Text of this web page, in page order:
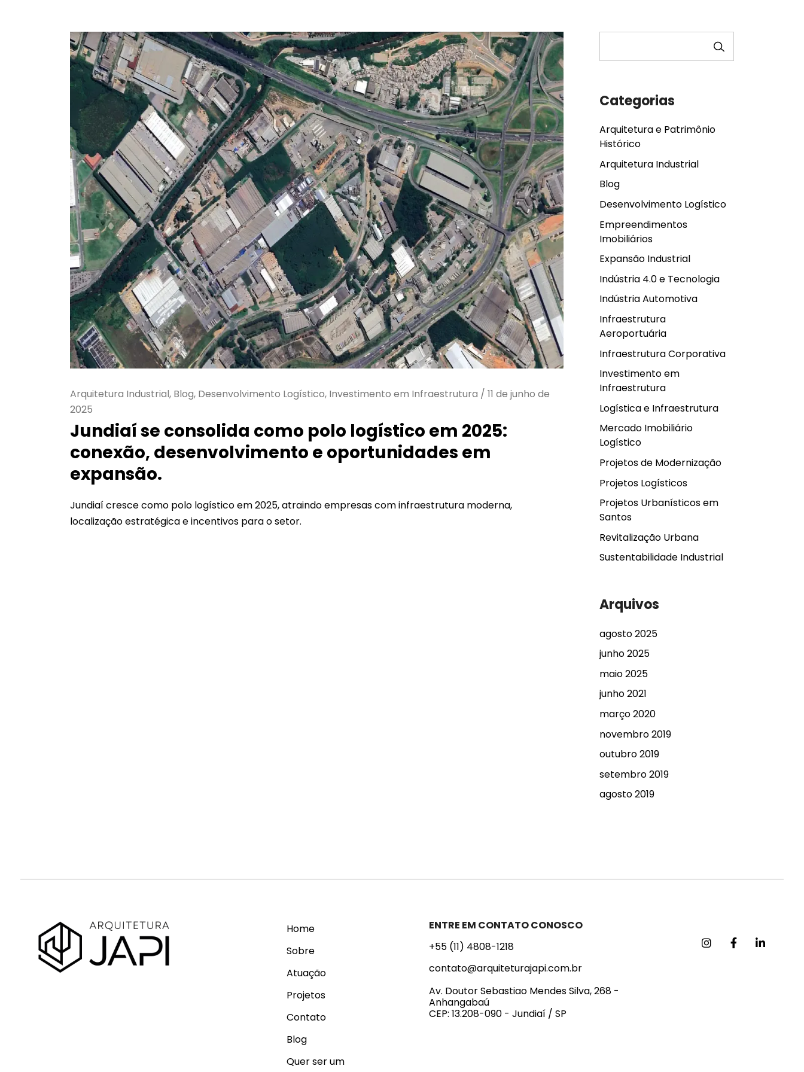
Arquitetura Industrial, Blog, Desenvolvimento Logístico, Investimento em Infraestrutura / 11 de junho de
2025
Jundiaí se consolida como polo logístico em 2025:
conexão, desenvolvimento e oportunidades em
expansão.
Jundiaí cresce como polo logístico em 2025, atraindo empresas com infraestrutura moderna,
localização estratégica e incentivos para o setor.
Categorias
Arquitetura e Patrimônio
Histórico
Arquitetura Industrial
Blog
Desenvolvimento Logístico
Empreendimentos
Imobiliários
Expansão Industrial
Indústria 4.0 e Tecnologia
Indústria Automotiva
Infraestrutura
Aeroportuária
Infraestrutura Corporativa
Investimento em
Infraestrutura
Logística e Infraestrutura
Mercado Imobiliário
Logístico
Projetos de Modernização
Projetos Logísticos
Projetos Urbanísticos em
Santos
Revitalização Urbana
Sustentabilidade Industrial
Arquivos
agosto 2025
junho 2025
maio 2025
junho 2021
março 2020
novembro 2019
outubro 2019
setembro 2019
agosto 2019
Home
Sobre
Atuação
Projetos
Contato
Blog
Quer ser um
ENTRE EM CONTATO CONOSCO
+55 (11) 4808-1218
contato@arquiteturajapi.com.br
Av. Doutor Sebastiao Mendes Silva, 268 -
Anhangabaú
CEP: 13.208-090 - Jundiaí / SP